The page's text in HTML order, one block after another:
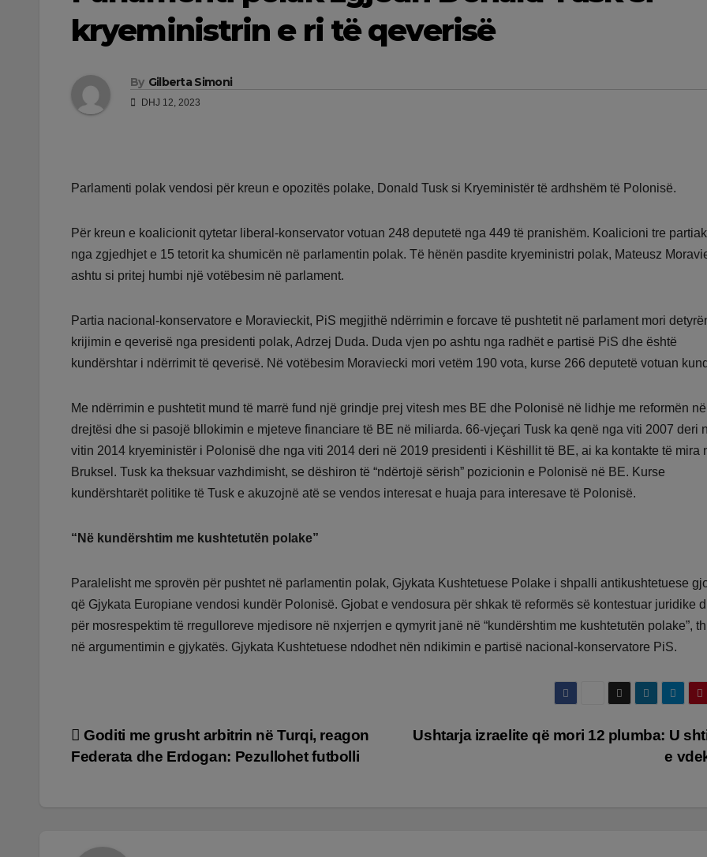
kryeministrin e ri të qeverisë
By Gilberta Simoni
DHJ 12, 2023
Parlamenti polak vendosi për kreun e opozitës polake, Donald Tusk si Kryeministër të ardhshëm të Polonisë.
Për kreun e koalicionit qytetar liberal-konservator votuan 248 deputetë nga 449 të pranishëm. Koalicioni tre
nga zgjedhjet e 15 tetorit ka shumicën në parlamentin polak. Të hënën pasdite kryeministri polak, Mateusz
ashtu si pritej humbi një votëbesim në parlament.
Partia nacional-konservatore e Moravieckit, PiS megjithë ndërrimin e forcave të pushtetit në parlament mori
krijimin e qeverisë nga presidenti polak, Adrzej Duda. Duda vjen po ashtu nga radhët e partisë PiS dhe është
kundërshtar i ndërrimit të qeverisë. Në votëbesim Moraviecki mori vetëm 190 vota, kurse 266 deputetë votuan
Me ndërrimin e pushtetit mund të marrë fund një grindje prej vitesh mes BE dhe Polonisë në lidhje me reformën në
drejtësi dhe si pasojë bllokimin e mjeteve financiare të BE në miliarda. 66-vjeçari Tusk ka qenë nga viti 2007 deri
vitin 2014 kryeministër i Polonisë dhe nga viti 2014 deri në 2019 presidenti i Këshillit të BE, ai ka kontakte të mira
Bruksel. Tusk ka theksuar vazhdimisht, se dëshiron të “ndërtojë sërish” pozicionin e Polonisë në BE. Kurse
kundërshtarët politike të Tusk e akuzojnë atë se vendos interesat e huaja para interesave të Polonisë.
“Në kundërshtim me kushtetutën polake”
Paralelisht me sprovën për pushtet në parlamentin polak, Gjykata Kushtetuese Polake i shpalli antikushtetuese
që Gjykata Europiane vendosi kundër Polonisë. Gjobat e vendosura për shkak të reformës së kontestuar juridike
për mosrespektim të rregulloreve mjedisore në nxjerrjen e qymyrit janë në “kundërshtim me kushtetutën polake”,
në argumentimin e gjykatës. Gjykata Kushtetuese ndodhet nën ndikimin e partisë nacional-konservatore PiS.
Lëvizje
Ushtarja izraelite që mori 12 plumba: U
e
Goditi me grusht arbitrin në Turqi, reagon
Federata dhe Erdogan: Pezullohet futbolli